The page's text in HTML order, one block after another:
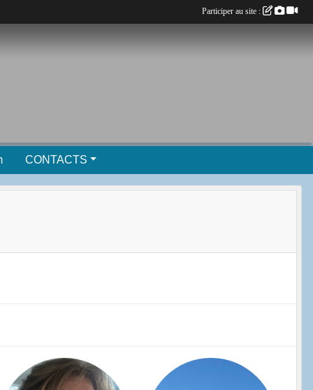
CONTACTS
Participer au site :